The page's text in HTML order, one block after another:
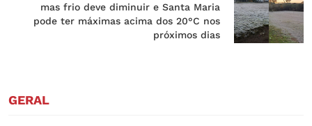
mas frio deve diminuir e Santa Maria
pode ter máximas acima dos 20°C nos
próximos dias
GERAL